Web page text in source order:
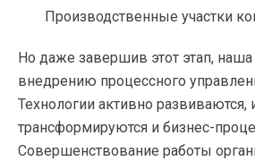
Производственные участки
Но даже завершив этот этап, наша
внедрению процессного
Технологии активно развиваются,
трансформируются и бизнес-
Совершенствование работы